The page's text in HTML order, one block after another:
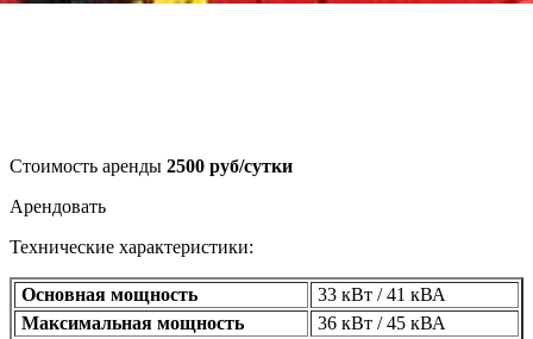
Стоимость аренды 2500 руб/сутки
Арендовать
Технические характеристики:
Основная мощность
33 кВт / 41 кВА
Максимальная мощность
36 кВт / 45 кВА